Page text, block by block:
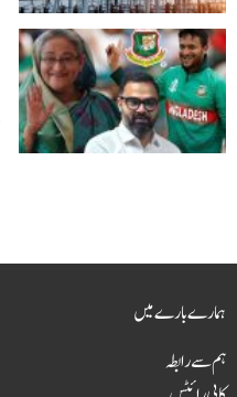
ہمارے بارے میں
ہم سے رابطہ